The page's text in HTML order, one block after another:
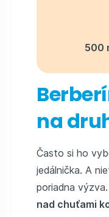
500
na
Často si ho
jedálnička. A
poriadna
nad chuťami